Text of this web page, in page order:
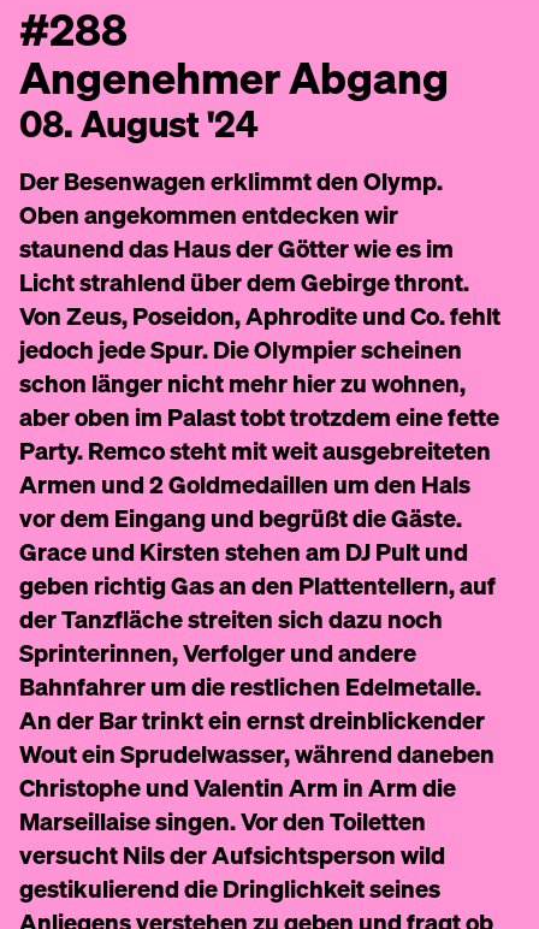
#288
Angenehmer Abgang
08. August '24
Der Besenwagen erklimmt den Olymp.
Oben angekommen entdecken wir
staunend das Haus der Götter wie es im
Licht strahlend über dem Gebirge thront.
Von Zeus, Poseidon, Aphrodite und Co. fehlt
jedoch jede Spur. Die Olympier scheinen
schon länger nicht mehr hier zu wohnen,
aber oben im Palast tobt trotzdem eine fette
Party. Remco steht mit weit ausgebreiteten
Armen und 2 Goldmedaillen um den Hals
vor dem Eingang und begrüßt die Gäste.
Grace und Kirsten stehen am DJ Pult und
geben richtig Gas an den Plattentellern, auf
der Tanzfläche streiten sich dazu noch
Sprinterinnen, Verfolger und andere
Bahnfahrer um die restlichen Edelmetalle.
An der Bar trinkt ein ernst dreinblickender
Wout ein Sprudelwasser, während daneben
Christophe und Valentin Arm in Arm die
Marseillaise singen. Vor den Toiletten
versucht Nils der Aufsichtsperson wild
gestikulierend die Dringlichkeit seines
Anliegens verstehen zu geben und fragt ob